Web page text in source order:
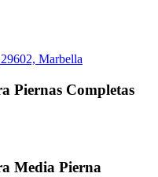
Marbella
Piernas Completas
Media Pierna